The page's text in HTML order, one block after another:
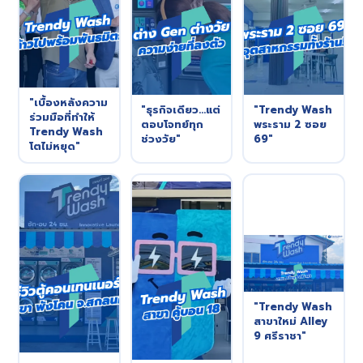
"เบื้องหลังความ
ร่วมมือที่ทำให้
Trendy Wash
โตไม่หยุด"
"ธุรกิจเดียว...แต่
ตอบโจทย์ทุก
ช่วงวัย"
"Trendy Wash
พระราม 2 ซอย
69"
"Trendy Wash
สาขาใหม่ Alley
9 ศรีราชา"